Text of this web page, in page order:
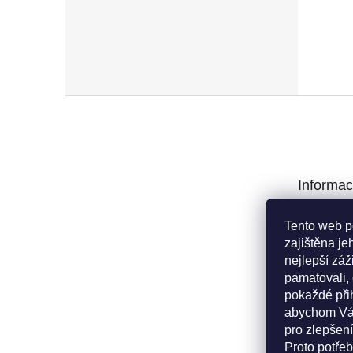
Tento web
zajištěna
nejlepší
pamatovali,
pokaždé
abychom
pro
Proto
Obchodní
Podmínky
údajů
Kritéria
Doprava a
Cookies